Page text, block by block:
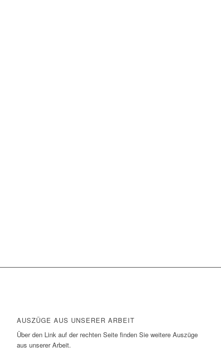
AUSZÜGE AUS UNSERER ARBEIT
Über den Link auf der rechten Seite finden Sie weitere Auszüge
aus unserer Arbeit.